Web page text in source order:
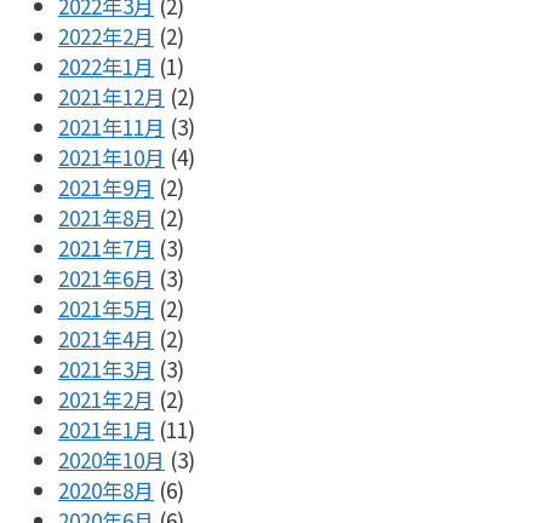
2022年2月 (2)
2022年1月 (1)
2021年12月 (2)
2021年11月 (3)
2021年10月 (4)
2021年9月 (2)
2021年8月 (2)
2021年7月 (3)
2021年6月 (3)
2021年5月 (2)
2021年4月 (2)
2021年3月 (3)
2021年2月 (2)
2021年1月 (11)
2020年10月 (3)
2020年8月 (6)